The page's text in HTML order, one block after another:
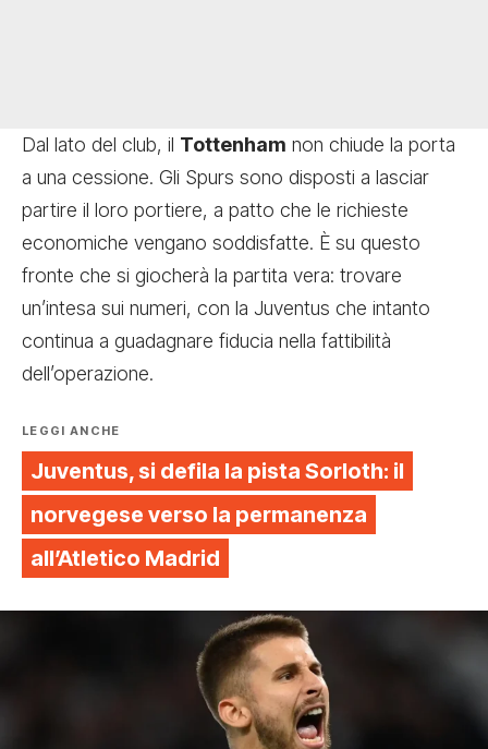
Dal lato del club, il Tottenham non chiude la porta
a una cessione. Gli Spurs sono disposti a lasciar
partire il loro portiere, a patto che le richieste
economiche vengano soddisfatte. È su questo
fronte che si giocherà la partita vera: trovare
un’intesa sui numeri, con la Juventus che intanto
continua a guadagnare fiducia nella fattibilità
dell’operazione.
LEGGI ANCHE
Juventus, si defila la pista Sorloth: il
norvegese verso la permanenza
all’Atletico Madrid